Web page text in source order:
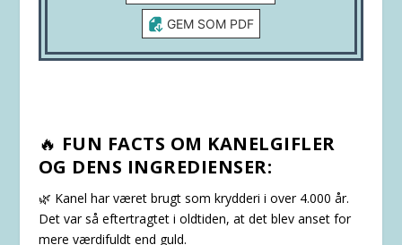
GEM SOM PDF
🔥 FUN FACTS OM KANELGIFLER
OG DENS INGREDIENSER:
🌿 Kanel har været brugt som krydderi i over 4.000 år.
Det var så eftertragtet i oldtiden, at det blev anset for
mere værdifuldt end guld.